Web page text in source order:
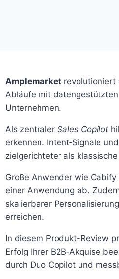
Amplemarket revolutioniert
Abläufe mit
Unternehmen.
Als zentraler Sales Copilot
erkennen. Intent‑Signale
zielgerichteter als
Große Anwender wie Cabify
einer Anwendung ab.
skalierbarer
erreichen.
In diesem Produkt-Review
Erfolg Ihrer B2B‑Akquise
durch Duo Copilot und